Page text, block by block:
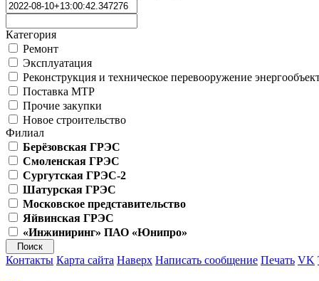
Категория
Ремонт
Эксплуатация
Реконструкция и техническое перевооружение
Поставка МТР
Прочие закупки
Новое строительство
Филиал
Берёзовская ГРЭС
Смоленская ГРЭС
Сургутская ГРЭС-2
Шатурская ГРЭС
Московское представительство
Яйвинская ГРЭС
«Инжиниринг» ПАО «Юнипро»
Контакты Карта сайта Наверх Написать сообщение Печать VK